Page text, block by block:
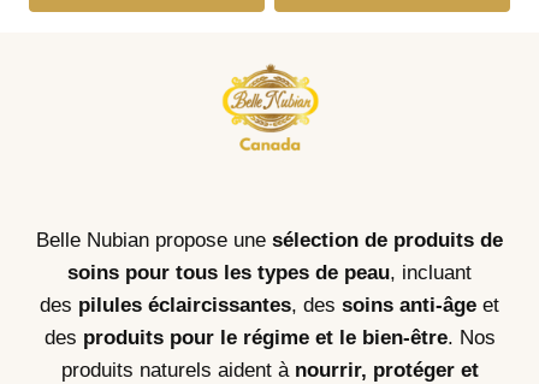
Belle Nubian propose une sélection de produits de
soins pour tous les types de peau, incluant
des pilules éclaircissantes, des soins anti-âge et
des produits pour le régime et le bien-être. Nos
produits naturels aident à nourrir, protéger et